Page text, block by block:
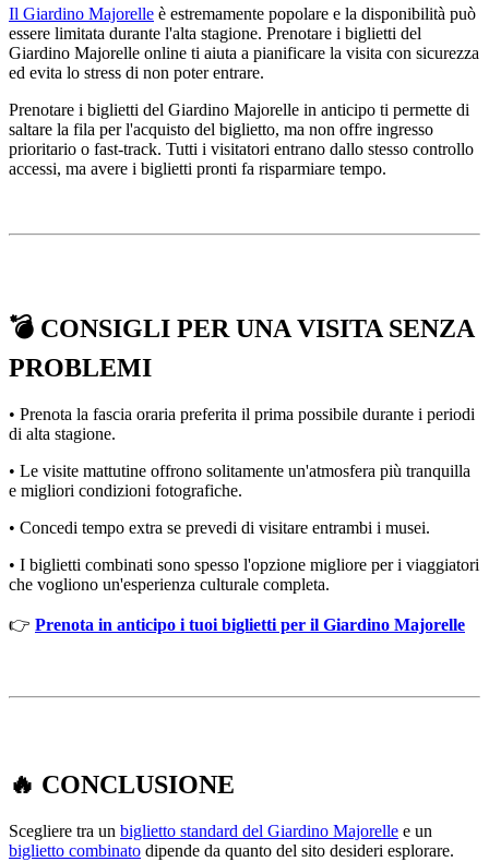
Il Giardino Majorelle è estremamente popolare e la disponibilità può
essere limitata durante l'alta stagione. Prenotare i biglietti del
Giardino Majorelle online ti aiuta a pianificare la visita con sicurezza
ed evita lo stress di non poter entrare.
Prenotare i biglietti del Giardino Majorelle in anticipo ti permette di
saltare la fila per l'acquisto del biglietto, ma non offre ingresso
prioritario o fast-track. Tutti i visitatori entrano dallo stesso controllo
accessi, ma avere i biglietti pronti fa risparmiare tempo.
💣 CONSIGLI PER UNA VISITA SENZA
PROBLEMI
• Prenota la fascia oraria preferita il prima possibile durante i periodi
di alta stagione.
• Le visite mattutine offrono solitamente un'atmosfera più tranquilla
e migliori condizioni fotografiche.
• Concedi tempo extra se prevedi di visitare entrambi i musei.
• I biglietti combinati sono spesso l'opzione migliore per i viaggiatori
che vogliono un'esperienza culturale completa.
👉 Prenota in anticipo i tuoi biglietti per il Giardino Majorelle
🔥 CONCLUSIONE
Scegliere tra un biglietto standard del Giardino Majorelle e un
biglietto combinato dipende da quanto del sito desideri esplorare.